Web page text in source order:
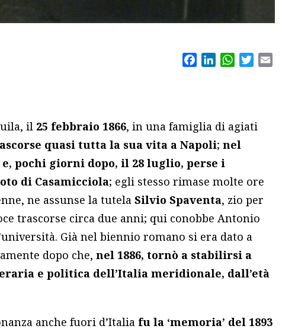
FacebookLinkedInWhatsApp
Twitter
il 25 febbraio 1866, in una famiglia di agiati
quasi tutta la sua vita a Napoli;nel
pochi giorni dopo, il 28 luglio, perse i
di Casamicciola; egli stesso rimase molte ore
ne assunse la tutelaSilvio Spaventa, zio per
trascorse circa due anni; qui conobbe Antonio
Già nel biennio romano si era dato a
dopo che,nel 1886, tornò a stabilirsi a
e politica dell’Italia meridionale, dall’età
anche fuori d’Italia fu la ‘memoria’ del 1893